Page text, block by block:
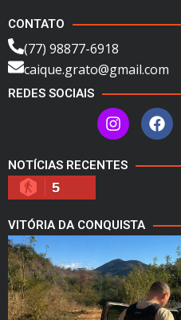
CONTATO
(77) 98877-6918
caique.grato@gmail.com
REDES SOCIAIS
NOTÍCIAS RECENTES
5
VITÓRIA DA CONQUISTA